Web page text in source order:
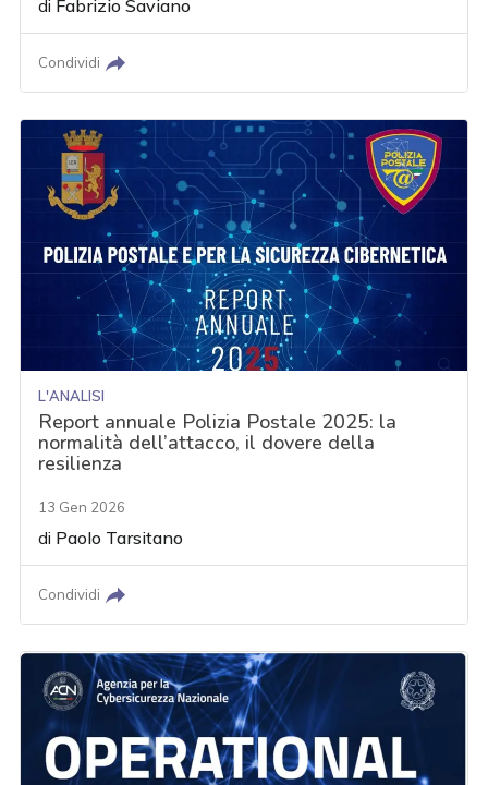
di Fabrizio Saviano
Condividi
L'ANALISI
Report annuale Polizia Postale 2025: la
normalità dell’attacco, il dovere della
resilienza
13 Gen 2026
di Paolo Tarsitano
Condividi